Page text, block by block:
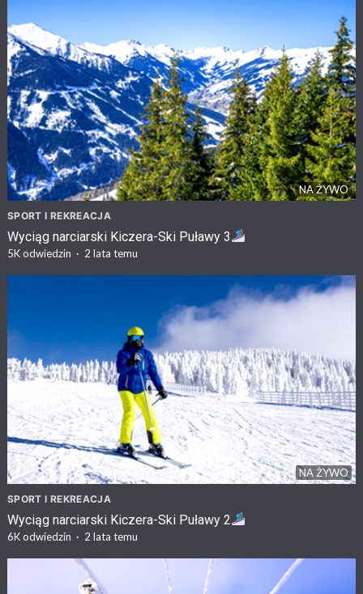
NA ŻYWO
SPORT I REKREACJA
Wyciąg narciarski Kiczera-Ski Puławy 3
5Kodwiedzin · 2 lata temu
NA ŻYWO
SPORT I REKREACJA
Wyciąg narciarski Kiczera-Ski Puławy 2
6Kodwiedzin · 2 lata temu